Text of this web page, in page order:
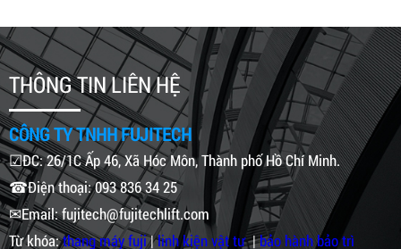
THÔNG TIN LIÊN HỆ
CÔNG TY TNHH FUJITECH
☑ĐC: 26/1C Ấp 46, Xã Hóc Môn, Thành phố Hồ Chí Minh.
☎Điện thoại: 093 836 34 25
✉Email: fujitech@fujitechlift.com
Từ khóa:thang máy fuji|linh kiện vật tư|bảo hành bảo trì